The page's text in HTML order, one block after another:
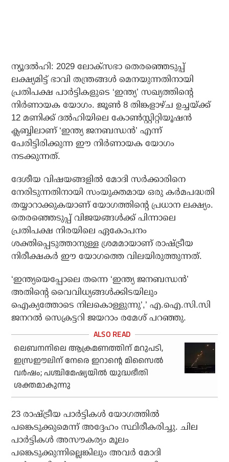
ന്യൂദല്‍ഹി: 2029 ലോക്‌സഭാ തെരഞ്ഞെടുപ്പ്
ലക്ഷ്യമിട്ട് ഭാവി തന്ത്രങ്ങള്‍ മെനയുന്നതിനായി
പ്രതിപക്ഷ പാര്‍ട്ടികളുടെ ‘ഇന്ത്യ’ സഖ്യത്തിന്റെ
നിര്‍ണായക യോഗം. ജൂണ്‍ 8 തിങ്കളാഴ്ച ഉച്ചയ്ക്ക്
12 മണിക്ക് ദല്‍ഹിയിലെ കോണ്‍സ്റ്റിറ്റിയൂഷന്‍
ക്ലബ്ബിലാണ് ‘ഇന്ത്യ ജനബന്ധന്‍’ എന്ന്
പേരിട്ടിരിക്കുന്ന ഈ നിര്‍ണായക യോഗം
നടക്കുന്നത്.
ദേശീയ വിഷയങ്ങളില്‍ മോദി സര്‍ക്കാരിനെ
നേരിടുന്നതിനായി സംയുക്തമായ ഒരു കര്‍മപദ്ധതി
തയ്യാറാക്കുകയാണ് യോഗത്തിന്റെ പ്രധാന ലക്ഷ്യം.
തെരഞ്ഞെടുപ്പ് വിജയങ്ങള്‍ക്ക് പിന്നാലെ
പ്രതിപക്ഷ നിരയിലെ ഏകോപനം
ശക്തിപ്പെടുത്താനുള്ള ശ്രമമായാണ് രാഷ്ട്രീയ
നിരീക്ഷകര്‍ ഈ യോഗത്തെ വിലയിരുത്തുന്നത്.
‘ഇന്ത്യയെപ്പോലെ തന്നെ ‘ഇന്ത്യ ജനബന്ധന്‍’
അതിന്റെ വൈവിധ്യങ്ങള്‍ക്കിടയിലും
ഐക്യത്തോടെ നിലകൊള്ളുന്നു’,’ എ.ഐ.സി.സി
ജനറല്‍ സെക്രട്ടറി ജയറാം രമേശ് പറഞ്ഞു.
ലെബനനിലെ ആക്രമണത്തിന് മറുപടി,
ഇസ്രഈലിന് നേരെ ഇറാന്റെ മിസൈല്‍
വര്‍ഷം; പശ്ചിമേഷ്യയില്‍ യുദ്ധഭീതി
ശക്തമാകുന്നു
23 രാഷ്ട്രീയ പാര്‍ട്ടികള്‍ യോഗത്തില്‍
പങ്കെടുക്കുമെന്ന് അദ്ദേഹം സ്ഥിരീകരിച്ചു. ചില
പാര്‍ട്ടികള്‍ അസൗകര്യം മൂലം
പങ്കെടുക്കുന്നില്ലെങ്കിലും അവര്‍ മോദി